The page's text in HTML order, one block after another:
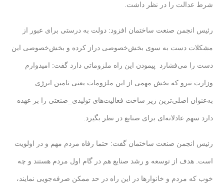
شرط عدالت را در نظر داشت.
رئیس انجمن صنعت ساختمان افزود: دولت به درستی برای عبور از
مشکلات دست به سوی بخش‌خصوصی دراز کرده و بخش‌خصوصی این
دست را می‌فشارد پیمودن این راه ملزوماتی دارد گفت: امیدوارم
وزارت نیرو که بخش مهمی از این ملزومات یعنی تامین انرژی
به‌عنوان اصلی‌ترین زیر ساخت فعالیت‌های تولیدی_صنعتی را بر عهده
دارد سهم عادلانه‌ای برای صنایع در نظر بگیرد.
رئیس انجمن صنعت ساختمان گفت: حتما رفاه مردم مهم و در اولویت
است. هدف از توسعه و رشد صنایع هم در گام اول مردم هستند و چه
خوب که مردم و خانوارها در این راه در حد ممکن صرفه‌جویی نمایند،